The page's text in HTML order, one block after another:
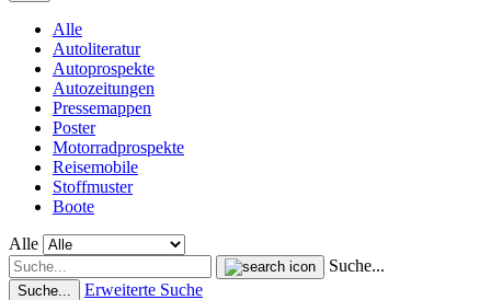
Alle
Autoliteratur
Autoprospekte
Autozeitungen
Pressemappen
Poster
Motorradprospekte
Reisemobile
Stoffmuster
Boote
Alle
Suche...
Suche... Erweiterte Suche